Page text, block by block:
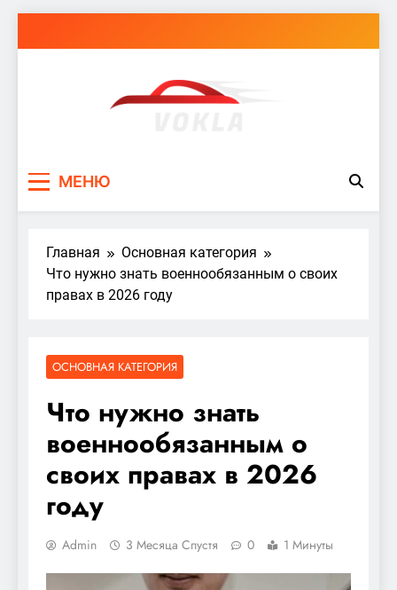
МЕНЮ
Главная
Основная категория
Что нужно знать военнообязанным о своих
правах в 2026 году
ОСНОВНАЯ КАТЕГОРИЯ
Что нужно знать
военнообязанным о
своих правах в 2026
году
Admin 3 Месяца Спустя 0 1 Минуты